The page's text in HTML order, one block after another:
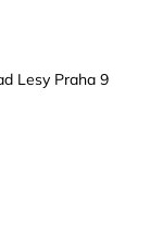
Lesy Praha 9